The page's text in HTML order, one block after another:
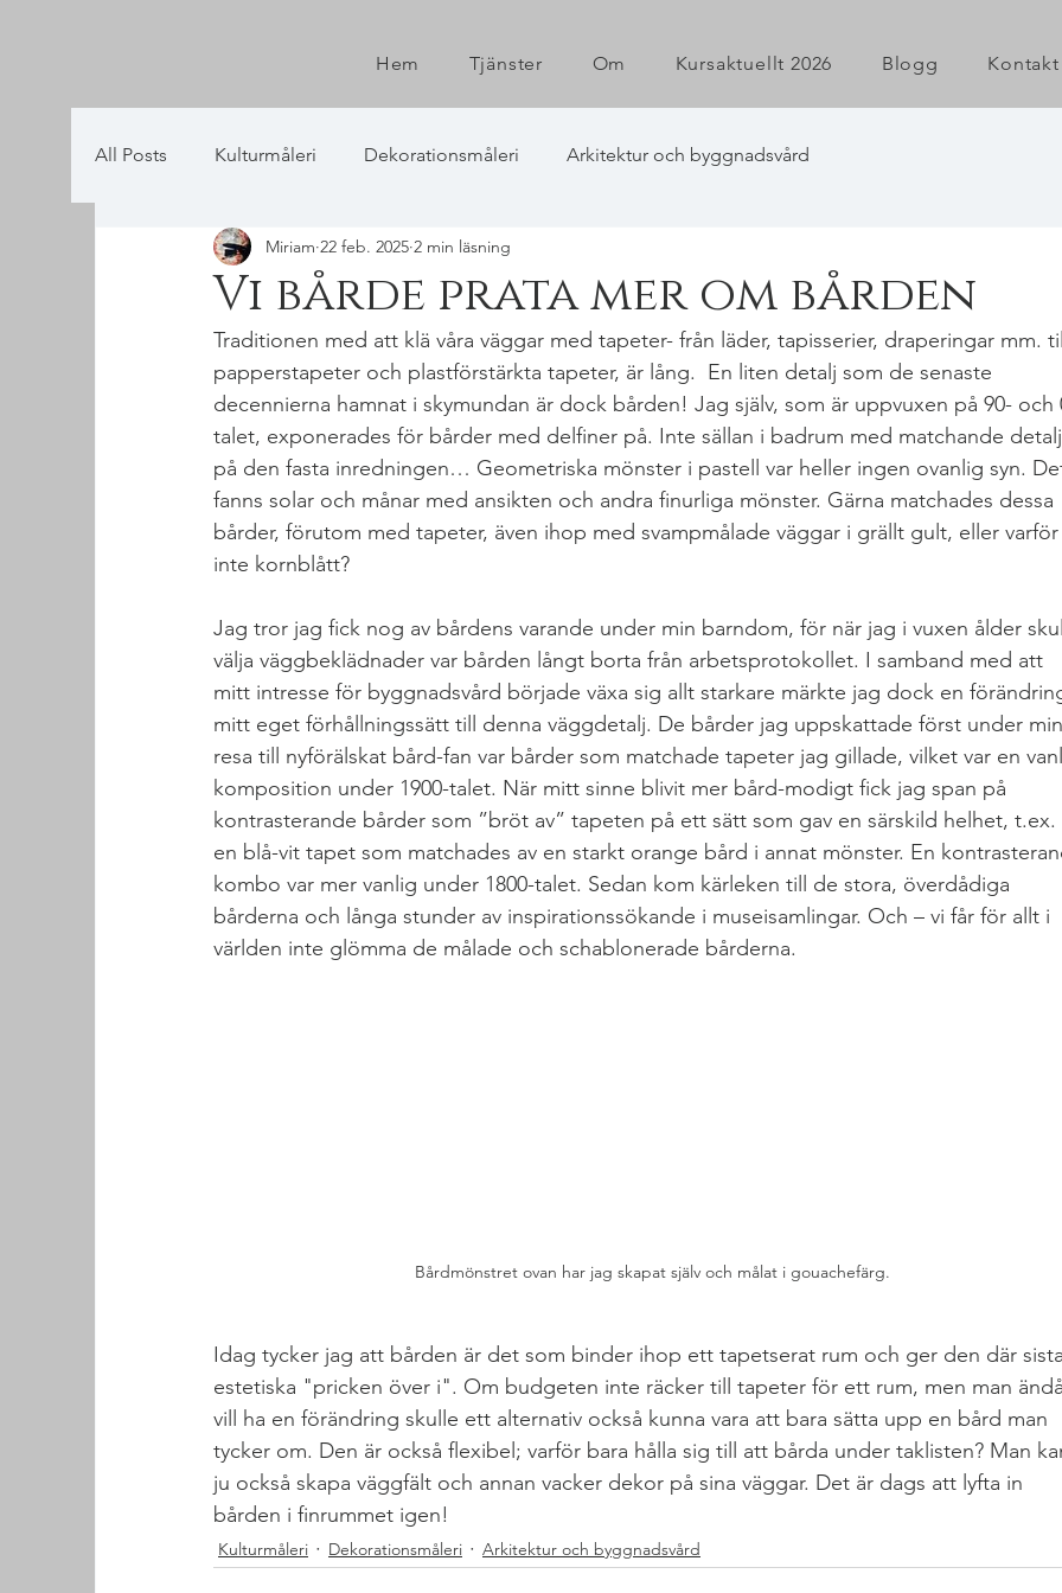
Hem Tjänster Om Kursaktuellt 2026 Blogg
All Posts Kulturmåleri Dekorationsmåleri Arkitektur och byggnadsvård
Vi bårde prata mer om bården
Miriam 22 feb. 2025 2 min läsning
Traditionen med att klä våra väggar med tapeter- från läder, tapisserier, draperingar mm.
papperstapeter och plastförstärkta tapeter, är lång.  En liten detalj som de senaste
decennierna hamnat i skymundan är dock bården! Jag själv, som är uppvuxen på 90- och
talet, exponerades för bårder med delfiner på. Inte sällan i badrum med matchande
på den fasta inredningen… Geometriska mönster i pastell var heller ingen ovanlig syn.
fanns solar och månar med ansikten och andra finurliga mönster. Gärna matchades dessa
bårder, förutom med tapeter, även ihop med svampmålade väggar i grällt gult, eller
inte kornblått?
Jag tror jag fick nog av bårdens varande under min barndom, för när jag i vuxen ålder
välja väggbeklädnader var bården långt borta från arbetsprotokollet. I samband med att
mitt intresse för byggnadsvård började växa sig allt starkare märkte jag dock en
mitt eget förhållningssätt till denna väggdetalj. De bårder jag uppskattade först under
resa till nyförälskat bård-fan var bårder som matchade tapeter jag gillade, vilket var en
komposition under 1900-talet. När mitt sinne blivit mer bård-modigt fick jag span på
kontrasterande bårder som ”bröt av” tapeten på ett sätt som gav en särskild helhet, t.ex.
en blå-vit tapet som matchades av en starkt orange bård i annat mönster. En
kombo var mer vanlig under 1800-talet. Sedan kom kärleken till de stora, överdådiga
bårderna och långa stunder av inspirationssökande i museisamlingar. Och – vi får för allt i
världen inte glömma de målade och schablonerade bårderna.
Bårdmönstret ovan har jag skapat själv och målat i gouachefärg.
Idag tycker jag att bården är det som binder ihop ett tapetserat rum och ger den där
estetiska "pricken över i". Om budgeten inte räcker till tapeter för ett rum, men man
vill ha en förändring skulle ett alternativ också kunna vara att bara sätta upp en bård man
tycker om. Den är också flexibel; varför bara hålla sig till att bårda under taklisten? Man
ju också skapa väggfält och annan vacker dekor på sina väggar. Det är dags att lyfta in
bården i finrummet igen!
Kulturmåleri Dekorationsmåleri Arkitektur och byggnadsvård